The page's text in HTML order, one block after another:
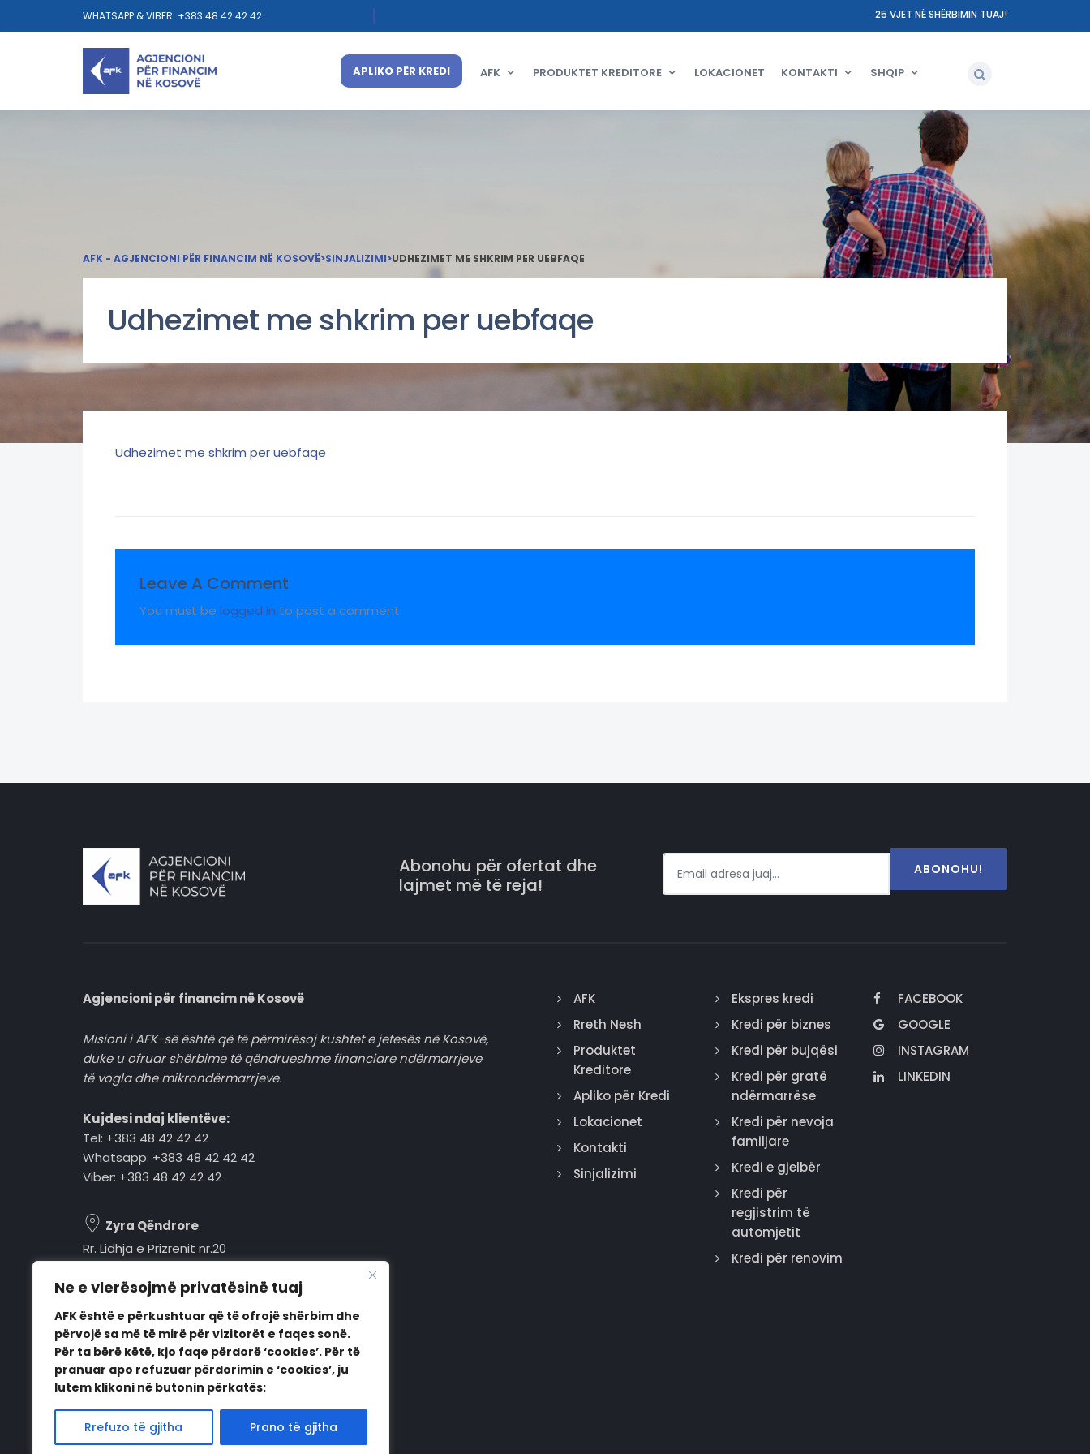
Ne e vlerësojmë privatësinë tuaj
AFK është e përkushtuar që të ofrojë shërbim dhe
përvojë sa më të mirë për vizitorët e faqes sonë.
Për ta bërë këtë, kjo faqe përdorë ‘cookies’. Për të
pranuar apo refuzuar përdorimin e ‘cookies’, ju
lutem klikoni në butonin përkatës:
Rrefuzo të gjitha Prano të gjitha
WHATSAPP & VIBER: +383 48 42 42 42 25 VJET NË SHËRBIMIN TUAJ!
APLIKO PËR KREDI AFK PRODUKTET KREDITORE LOKACIONET KONTAKTI SHQIP
AFK - AGJENCIONI PËR FINANCIM NË KOSOVË>SINJALIZIMI>UDHEZIMET ME SHKRIM PER UEBFAQE
Udhezimet me shkrim per uebfaqe
Udhezimet me shkrim per uebfaqe
Leave A Comment
You must be logged in to post a comment.
Abonohu për ofertat dhe
lajmet më të reja!
ABONOHU!
Agjencioni për financim në Kosovë
Misioni i AFK-së është që të përmirësoj kushtet e jetesës në Kosovë,
duke u ofruar shërbime të qëndrueshme financiare ndërmarrjeve
të vogla dhe mikrondërmarrjeve.
Kujdesi ndaj klientëve:
Tel: +383 48 42 42 42
Whatsapp: +383 48 42 42 42
Viber: +383 48 42 42 42
Zyra Qëndrore:
Rr. Lidhja e Prizrenit nr.20
Pejë, 30000, Kosovë
Orari i punës:
E hënë - E premte
08:00 - 16:00
AFK
Rreth Nesh
Produktet
Kreditore
Apliko për Kredi
Lokacionet
Kontakti
Sinjalizimi
Ekspres kredi
Kredi për biznes
Kredi për bujqësi
Kredi për gratë
ndërmarrëse
Kredi për nevoja
familjare
Kredi e gjelbër
Kredi për
regjistrim të
automjetit
Kredi për renovim
FACEBOOK
GOOGLE
INSTAGRAM
LINKEDIN